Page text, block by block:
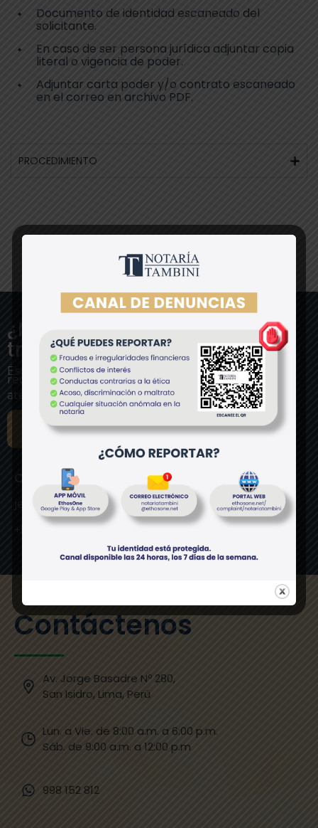
Documento de identidad escaneado del
solicitante.
En caso de ser persona jurídica adjuntar copia
literal o vigencia de poder.
Adjuntar carta poder y/o contrato escaneado
en el correo en archivo PDF.
PROCEDIMIENTO
¿Necesitas ayuda con tu
trámite?
Escríbele directamente a nuestro asesor experto y
recibe
atención personalizada.
SOLICITA TU ASESORÍA
Carmen Pérez
jefeextraprotocolar@notariatambini.com
+51 955 763 318
Contáctenos
Av. Jorge Basadre Nº 280,
San Isidro, Lima, Perú
Lun. a Vie. de 8:00 a.m. a 6:00 p.m.
Sáb. de 9:00 a.m. a 12:00 p.m​
998 152 812